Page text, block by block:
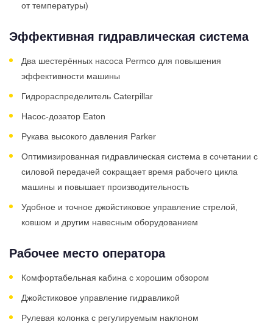
от температуры)
Эффективная гидравлическая система
Два шестерённых насоса Permco для повышения
эффективности машины
Гидрораспределитель Caterpillar
Насос-дозатор Eaton
Рукава высокого давления Parker
Оптимизированная гидравлическая система в сочетании с
силовой передачей сокращает время рабочего цикла
машины и повышает производительность
Удобное и точное джойстиковое управление стрелой,
ковшом и другим навесным оборудованием
Рабочее место оператора
Комфортабельная кабина с хорошим обзором
Джойстиковое управление гидравликой
Рулевая колонка с регулируемым наклоном